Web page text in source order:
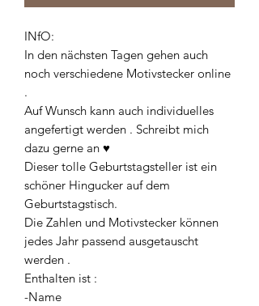
INfO:
In den nächsten Tagen gehen auch
noch verschiedene Motivstecker online
.
Auf Wunsch kann auch individuelles
angefertigt werden . Schreibt mich
dazu gerne an ♥︎
Dieser tolle Geburtstagsteller ist ein
schöner Hingucker auf dem
Geburtstagstisch.
Die Zahlen und Motivstecker können
jedes Jahr passend ausgetauscht
werden .
Enthalten ist :
-Name